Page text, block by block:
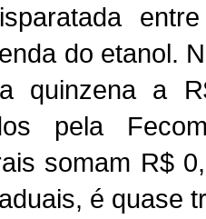
do etanol.
quinzena a
pela
somam R$
é quase